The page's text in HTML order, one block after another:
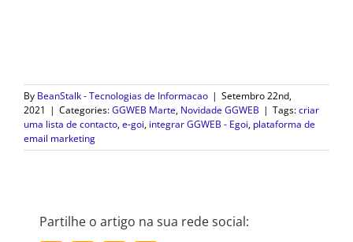
By BeanStalk - Tecnologias de Informacao | Setembro 22nd,
2021 | Categories:GGWEB Marte, Novidade GGWEB | Tags:criar
uma lista de contacto,e-goi, integrar GGWEB - Egoi, plataforma de
email marketing
Partilhe o artigo na sua rede social: